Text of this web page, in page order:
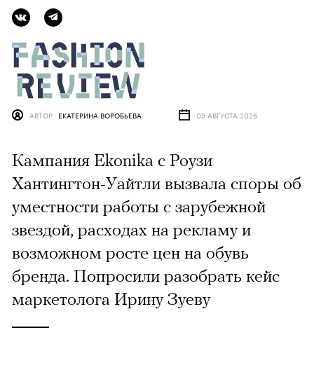
АВТОР ЕКАТЕРИНА ВОРОБЬЕВА 05 АВГУСТА 2026
Кампания Ekonika с Роузи
Хантингтон-Уайтли вызвала споры об
уместности работы с зарубежной
звездой, расходах на рекламу и
возможном росте цен на обувь
бренда. Попросили разобрать кейс
маркетолога Ирину Зуеву